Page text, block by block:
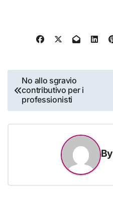
Navigazione
articoli
No allo sgravio
contributivo per i
professionisti
By